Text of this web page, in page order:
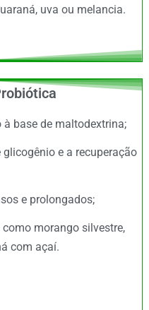
uva ou melancia.
base de maltodextrina;
e a recuperação
e prolongados;
morango silvestre,
com açaí.